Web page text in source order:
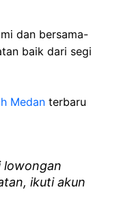
dan bersama-
baik dari segi
Medan terbaru
lowongan
ikuti akun